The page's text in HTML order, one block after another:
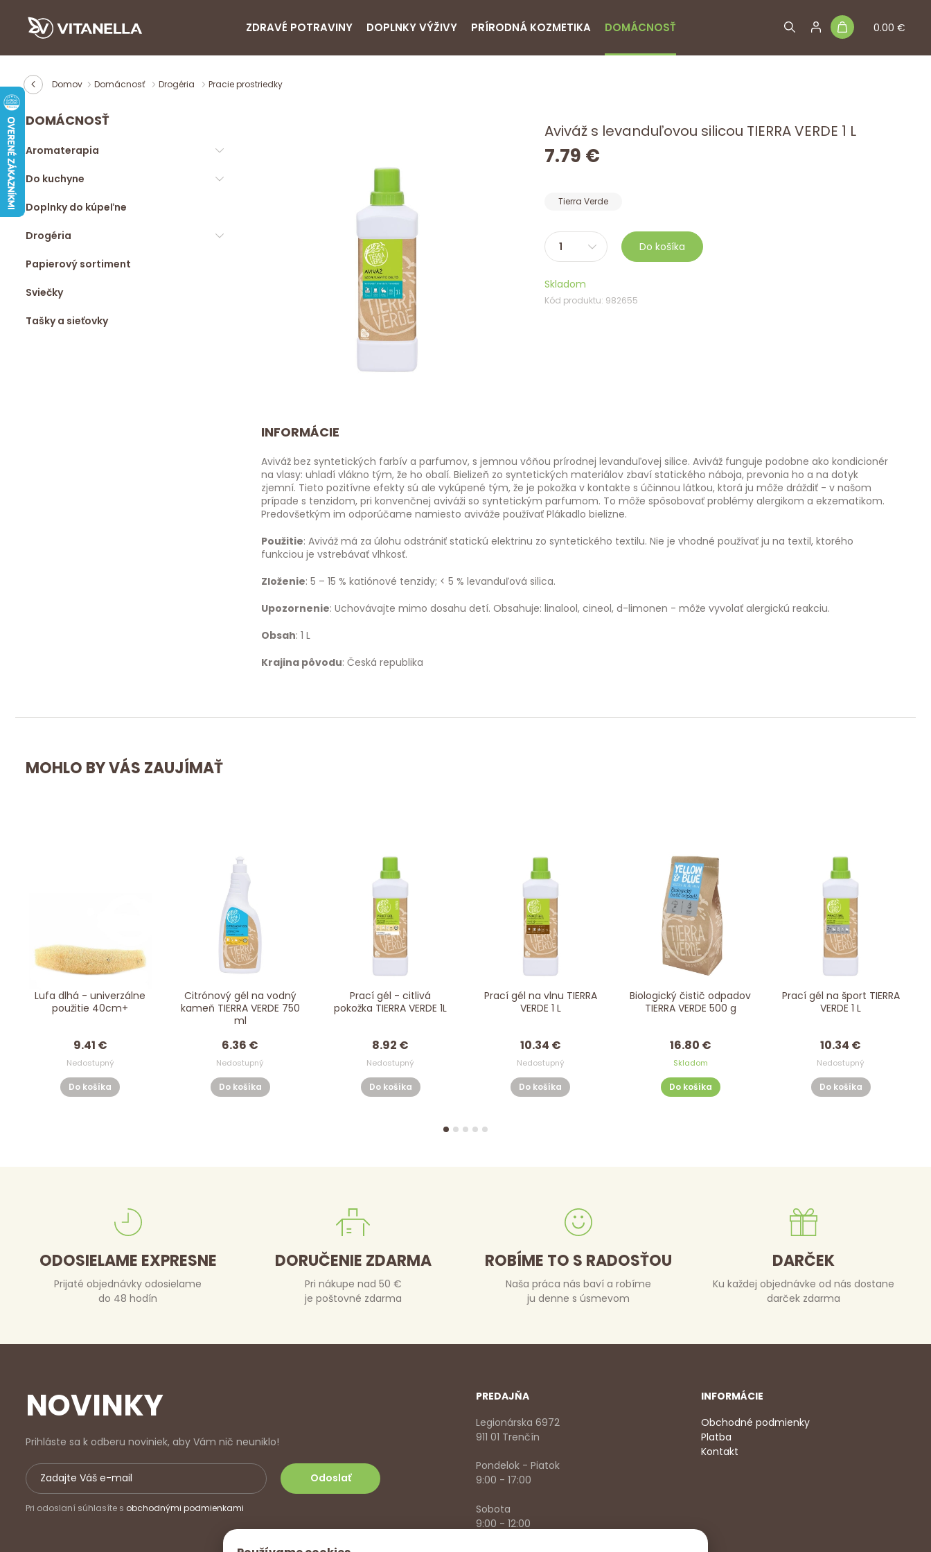
0.00 €
ZDRAVÉ POTRAVINY DOPLNKY VÝŽIVY PRÍRODNÁ KOZMETIKA DOMÁCNOSŤ
Domov Domácnosť Drogéria Pracie prostriedky
DOMÁCNOSŤ
Aromaterapia
Do kuchyne
Doplnky do kúpeľne
Drogéria
Papierový sortiment
Sviečky
Tašky a sieťovky
Aviváž s levanduľovou silicou TIERRA VERDE 1 L
7.79 €
Tierra Verde
Do košíka
Skladom
Kód produktu: 982655
INFORMÁCIE
Aviváž bez syntetických farbív a parfumov, s jemnou vôňou prírodnej levanduľovej silice. Aviváž funguje podobne ako kondicionér
na vlasy: uhladí vlákno tým, že ho obalí. Bielizeň zo syntetických materiálov zbaví statického náboja, prevonia ho a na dotyk
zjemní. Tieto pozitívne efekty sú ale vykúpené tým, že je pokožka v kontakte s účinnou látkou, ktorá ju môže dráždiť - v našom
prípade s tenzidom, pri konvenčnej aviváži so syntetickým parfumom. To môže spôsobovať problémy alergikom a ekzematikom.
Predovšetkým im odporúčame namiesto aviváže používať Plákadlo bielizne.
Použitie: Aviváž má za úlohu odstrániť statickú elektrinu zo syntetického textilu. Nie je vhodné používať ju na textil, ktorého
funkciou je vstrebávať vlhkosť.
Zloženie: 5 – 15 % katiónové tenzidy; < 5 % levanduľová silica.
Upozornenie: Uchovávajte mimo dosahu detí. Obsahuje: linalool, cineol, d-limonen - môže vyvolať alergickú reakciu.
Obsah: 1 L
Krajina pôvodu: Česká republika
MOHLO BY VÁS ZAUJÍMAŤ
Lufa dlhá - univerzálne
použitie 40cm+
9.41 €
Nedostupný
Do košíka
Citrónový gél na vodný
kameň TIERRA VERDE 750
ml
6.36 €
Nedostupný
Do košíka
Prací gél - citlivá
pokožka TIERRA VERDE 1L
8.92 €
Nedostupný
Do košíka
Prací gél na vlnu TIERRA
VERDE 1 L
10.34 €
Nedostupný
Do košíka
Biologický čistič odpadov
TIERRA VERDE 500 g
16.80 €
Skladom
Do košíka
Prací gél na šport TIERRA
VERDE 1 L
10.34 €
Nedostupný
Do košíka
ODOSIELAME EXPRESNE
Prijaté objednávky odosielame
do 48 hodín
DORUČENIE ZDARMA
Pri nákupe nad 50 €
je poštovné zdarma
ROBÍME TO S RADOSŤOU
Naša práca nás baví a robíme
ju denne s úsmevom
DARČEK
Ku každej objednávke od nás dostane
darček zdarma
NOVINKY
Prihláste sa k odberu noviniek, aby Vám nič neuniklo!
Pri odoslaní súhlasíte s obchodnými podmienkami
PREDAJŇA
Legionárska 6972
911 01 Trenčín
Pondelok - Piatok
9:00 - 17:00
Sobota
9:00 - 12:00
INFORMÁCIE
Obchodné podmienky
Platba
Kontakt